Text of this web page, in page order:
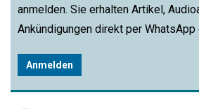
anmelden. Sie erhalten Artikel,
Ankündigungen direkt per WhatsApp
Anmelden